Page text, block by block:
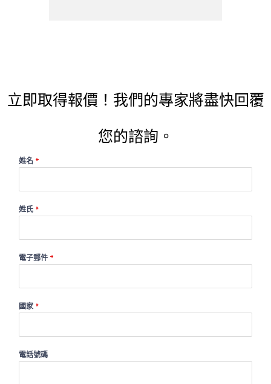
立即取得報價！我們的專家將盡快回覆
您的諮詢。
姓名 *
姓氏 *
電子郵件 *
國家 *
電話號碼